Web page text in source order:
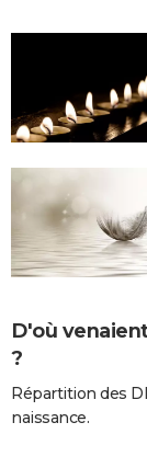
D'où
?
Répartition des
naissance.